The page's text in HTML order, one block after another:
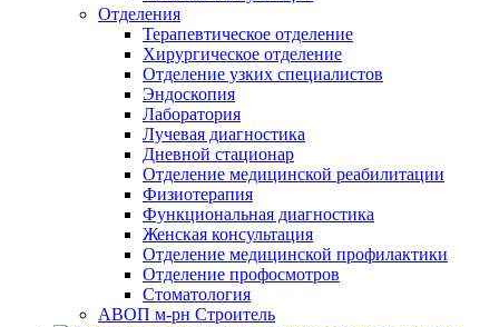
Отделения
Терапевтическое отделение
Хирургическое отделение
Отделение узких специалистов
Эндоскопия
Лаборатория
Лучевая диагностика
Дневной стационар
Отделение медицинской реабилитации
Физиотерапия
Функциональная диагностика
Женская консультация
Отделение медицинской профилактики
Отделение профосмотров
Стоматология
АВОП м-рн Строитель